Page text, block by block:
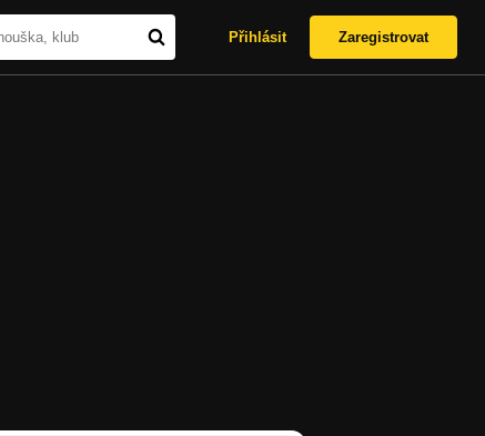
Přihlásit Zaregistrovat